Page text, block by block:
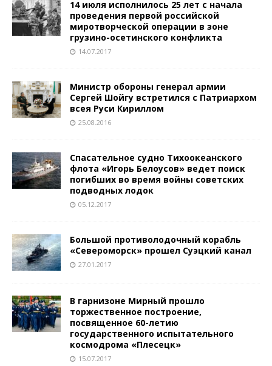
14 июля исполнилось 25 лет с начала
проведения первой российской
миротворческой операции в зоне
грузино-осетинского конфликта
14.07.2017
Министр обороны генерал армии
Сергей Шойгу встретился с Патриархом
всея Руси Кириллом
25.08.2016
Спасательное судно Тихоокеанского
флота «Игорь Белоусов» ведет поиск
погибших во время войны советских
подводных лодок
05.12.2017
Большой противолодочный корабль
«Североморск» прошел Суэцкий канал
27.01.2017
В гарнизоне Мирный прошло
торжественное построение,
посвященное 60-летию
государственного испытательного
космодрома «Плесецк»
15.07.2017